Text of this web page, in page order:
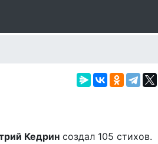
Кедрин создал 105 стихов.